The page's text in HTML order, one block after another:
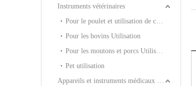
Instruments vétérinaires
Pour les bovins Utilisation
Pet utilisation